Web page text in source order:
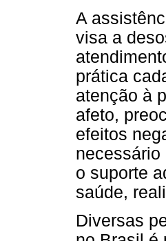
A
visa a
prática
atenção à
afeto,
efeitos
necessário
o suporte
saúde,
Diversas